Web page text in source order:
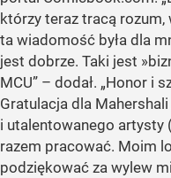
którzy teraz tracą rozum,
ta wiadomość była dla
jest dobrze. Taki jest
MCU” – dodał. „Honor i
Gratulacja dla
i utalentowanego artysty
razem pracować. Moim
podziękować za wylew